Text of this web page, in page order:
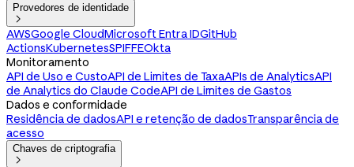
Provedores de identidade

AWSGoogle CloudMicrosoft Entra IDGitHub
ActionsKubernetesSPIFFEOkta
Monitoramento
API de Uso e CustoAPI de Limites de TaxaAPIs de AnalyticsAPI
de Analytics do Claude CodeAPI de Limites de Gastos
Dados e conformidade
Residência de dadosAPI e retenção de dadosTransparência de
acesso
Chaves de criptografia
